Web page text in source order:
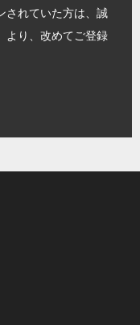
されていた方は、誠
より、改めてご登録